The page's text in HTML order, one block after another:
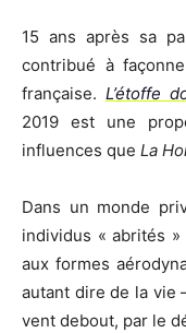
15 ans après sa
contribué à
française. L’étoffe
2019 est une
influences que La
Dans un monde
individus « abrités
aux formes
autant dire de la vie
vent debout, par le